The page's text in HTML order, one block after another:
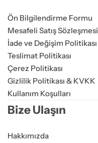
Ön Bilgilendirme Formu
Mesafeli Satış Sözleşmesi
İade ve Değişim Politikası
Teslimat Politikası
Çerez Politikası
Gizlilik Politikası & KVKK
Kullanım Koşulları
Bize Ulaşın
Hakkımızda